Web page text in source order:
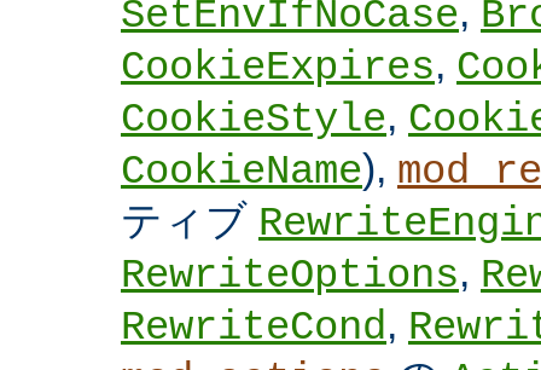
SetEnvIfNoCase,
CookieExpires,
CookieStyle,
CookieName),
ティブ
RewriteOptions,
RewriteCond,